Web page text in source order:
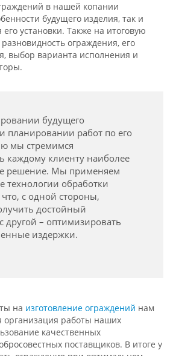
в нашей копании
будущего изделия, так и
установки. Также на итоговую
ограждения, его
выбор варианта исполнения и
будущего
планировании работ по его
мы стремимся
каждому клиенту наиболее
решение. Мы применяем
технологии обработки
с одной стороны,
достойный
другой – оптимизировать
издержки.
на изготовление ограждений нам
организация работы наших
качественных
поставщиков. В итоге у